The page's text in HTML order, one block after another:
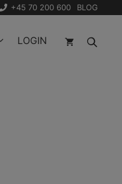
+45 70 200 600 BLOG
LOGIN